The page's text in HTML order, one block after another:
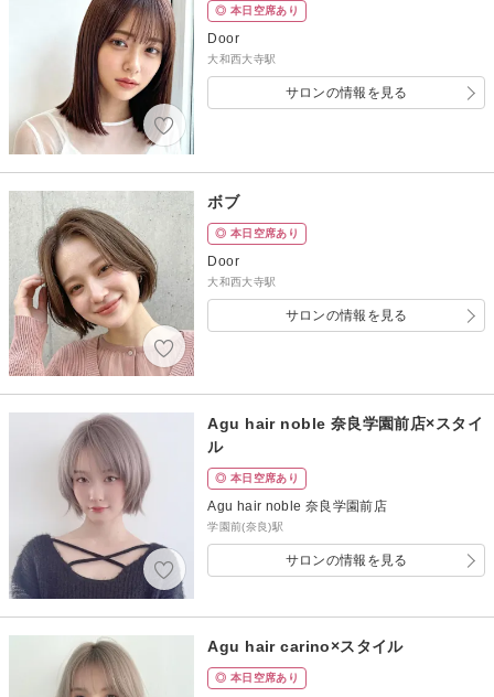
◎ 本日空席あり
Door
大和西大寺駅
サロンの情報を見る
ボブ
◎ 本日空席あり
Door
大和西大寺駅
サロンの情報を見る
Agu hair noble 奈良学園前店×スタイ
ル
◎ 本日空席あり
Agu hair noble 奈良学園前店
学園前(奈良)駅
サロンの情報を見る
Agu hair carino×スタイル
◎ 本日空席あり